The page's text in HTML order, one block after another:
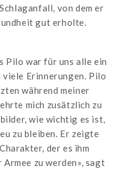
von dem er
gut erholte.
Pilo war für uns alle ein
viele Erinnerungen. Pilo
während meiner
mich zusätzlich zu
wie wichtig es ist,
zu bleiben. Er zeigte
der es ihm
zu werden», sagt